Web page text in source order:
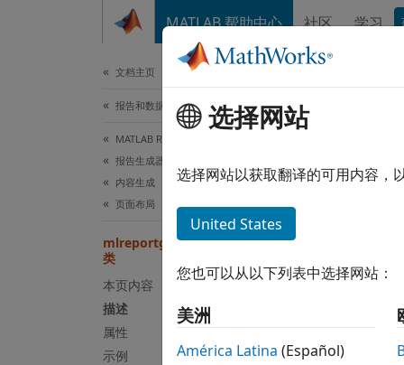
MATLAB 帮助中心 社区 学习
文档主页
报告和数据库访问
MATLAB Report Generator
报告生成器开发
内容生成
页面布局
mlreportgen.report.ReporterLayout
类
本页内容
描述
属性
示例
全页展
描述
选择网站
选择网站以获取翻译的可用内容，
United States
您也可以从以下列表中选择网站：
美洲
América Latina (Español)